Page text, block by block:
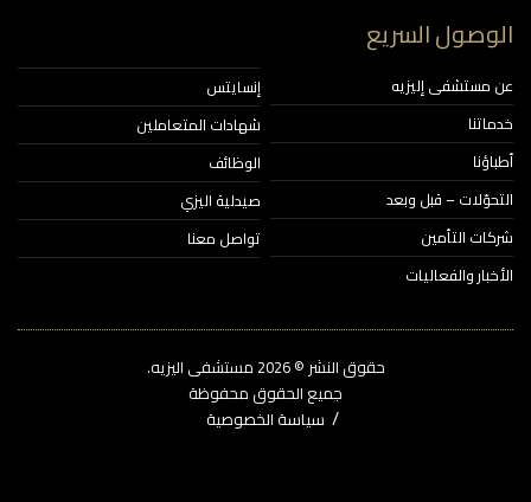
السريع
إليزيه
– قبل وبعد
التأمين
والفعاليات
إنسايتس
شهادات المتعاملين
الوظائف
صيدلية اليزي
تواصل معنا
حقوق النشر © 2026‎ مستشفى اليزيه.
جميع الحقوق محفوظة
سياسة الخصوصية